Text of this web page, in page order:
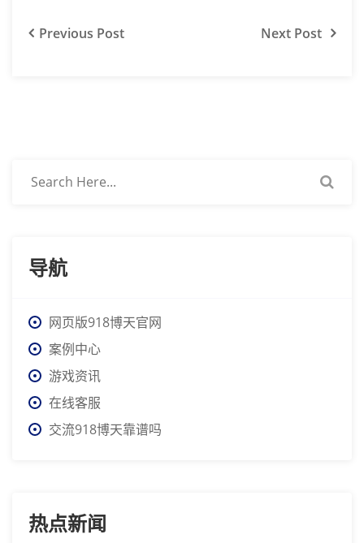
Previous Post Next Post
导航
网页版918博天官网
案例中心
游戏资讯
在线客服
交流918博天靠谱吗
热点新闻